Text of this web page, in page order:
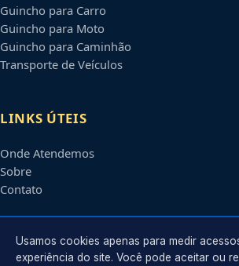
Guincho para Carro
Guincho para Moto
Guincho para Caminhão
Transporte de Veículos
LINKS ÚTEIS
Onde Atendemos
Sobre
Contato
CONTATO
Usamos cookies apenas para medir
experiência do site. Você pode aceitar ou